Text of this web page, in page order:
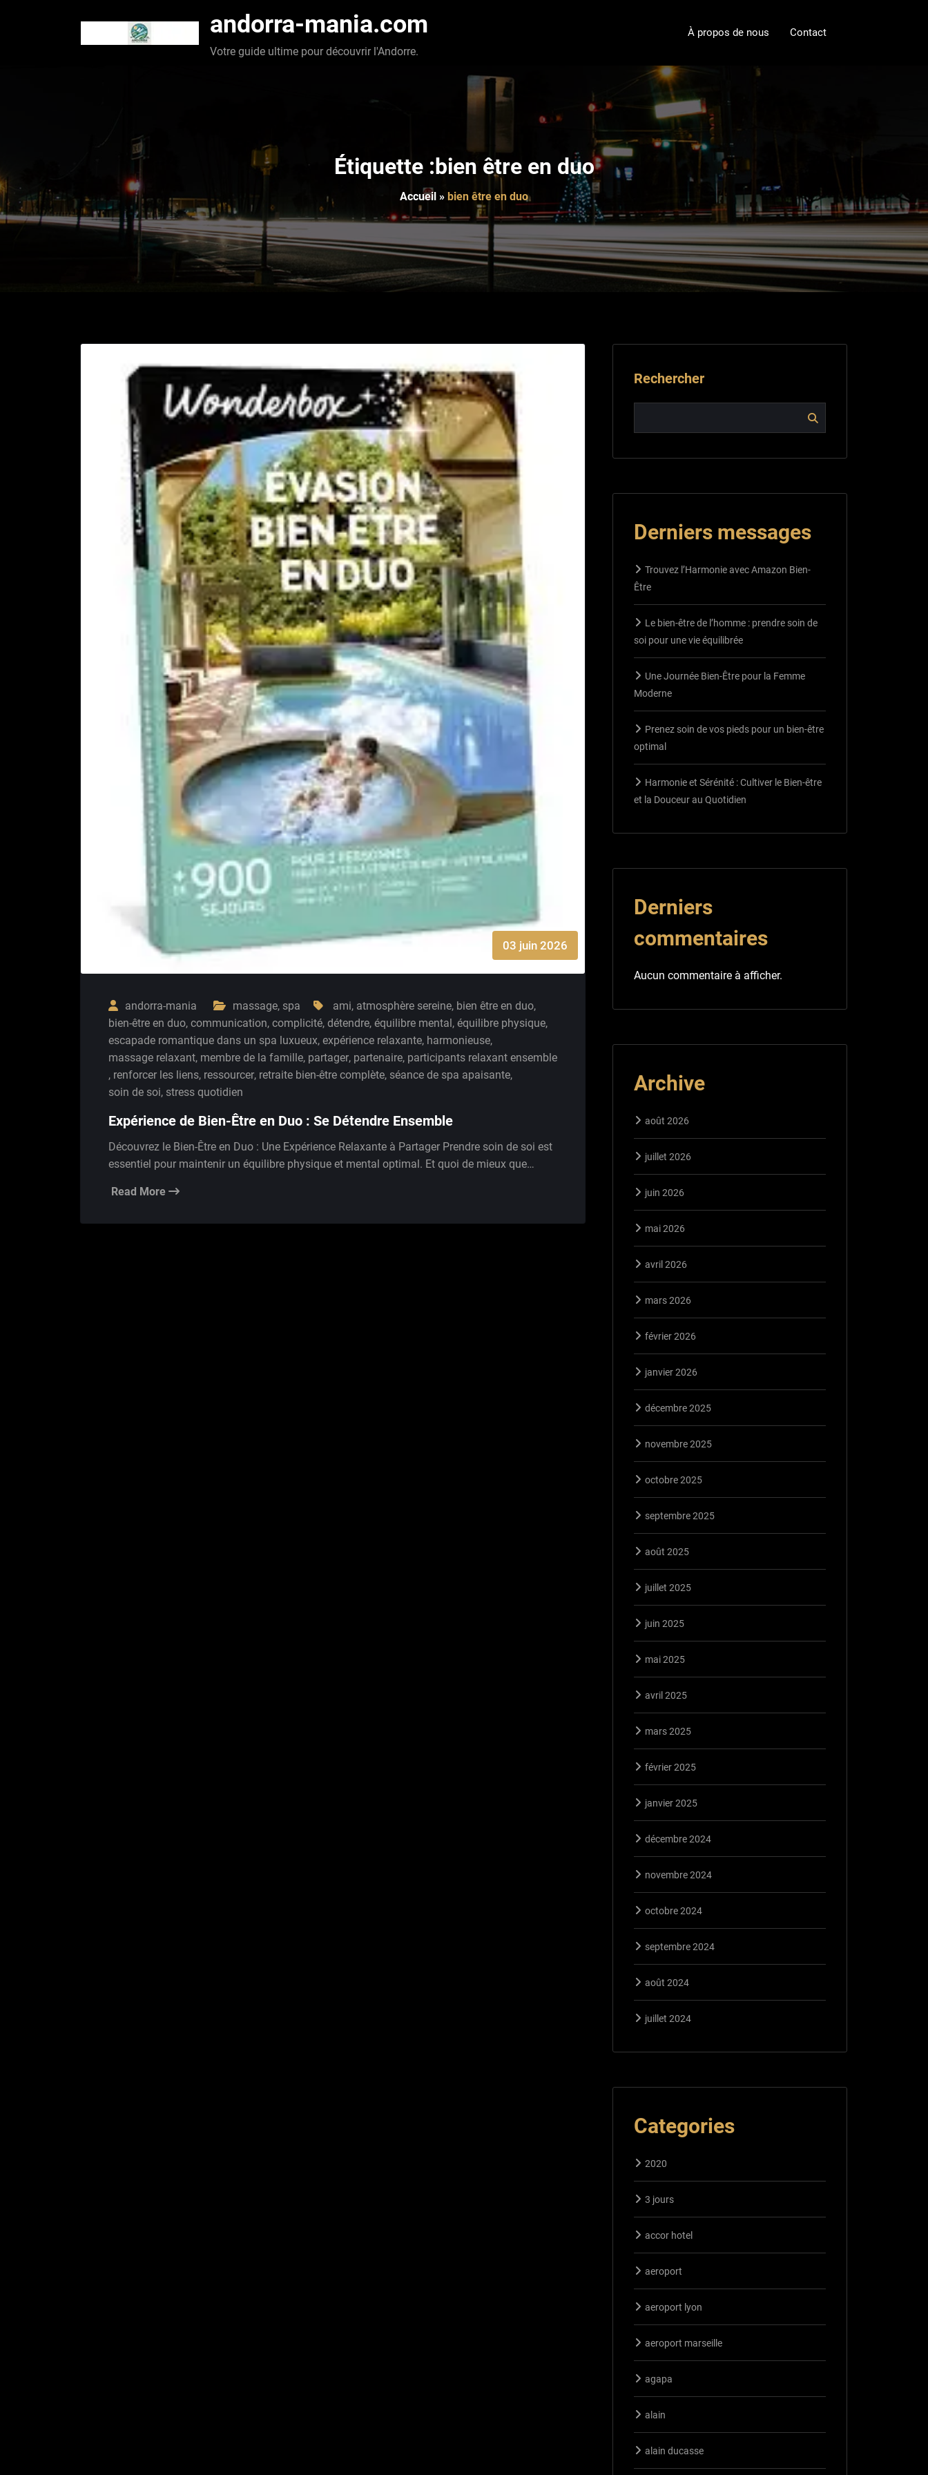
andorra-mania.com
Votre guide ultime pour découvrir l'Andorre.
À propos de nous Contact
Étiquette :bien être en duo
Accueil » bien être en duo
03 juin 2026
andorra-mania massage, spa ami, atmosphère sereine, bien être en duo,
bien-être en duo, communication, complicité, détendre, équilibre mental, équilibre physique,
escapade romantique dans un spa luxueux, expérience relaxante, harmonieuse,
massage relaxant, membre de la famille, partager, partenaire, participants relaxant ensemble
, renforcer les liens, ressourcer, retraite bien-être complète, séance de spa apaisante,
soin de soi, stress quotidien
Expérience de Bien-Être en Duo : Se Détendre Ensemble
Découvrez le Bien-Être en Duo : Une Expérience Relaxante à Partager Prendre soin de soi est
essentiel pour maintenir un équilibre physique et mental optimal. Et quoi de mieux que…
Read More
Rechercher
Derniers messages
Trouvez l’Harmonie avec Amazon Bien-
Être
Le bien-être de l’homme : prendre soin de
soi pour une vie équilibrée
Une Journée Bien-Être pour la Femme
Moderne
Prenez soin de vos pieds pour un bien-être
optimal
Harmonie et Sérénité : Cultiver le Bien-être
et la Douceur au Quotidien
Derniers
commentaires
Aucun commentaire à afficher.
Archive
août 2026
juillet 2026
juin 2026
mai 2026
avril 2026
mars 2026
février 2026
janvier 2026
décembre 2025
novembre 2025
octobre 2025
septembre 2025
août 2025
juillet 2025
juin 2025
mai 2025
avril 2025
mars 2025
février 2025
janvier 2025
décembre 2024
novembre 2024
octobre 2024
septembre 2024
août 2024
juillet 2024
Categories
2020
3 jours
accor hotel
aeroport
aeroport lyon
aeroport marseille
agapa
alain
alain ducasse